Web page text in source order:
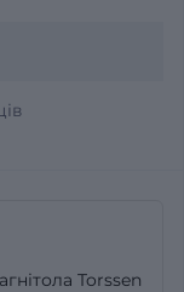
Torssen